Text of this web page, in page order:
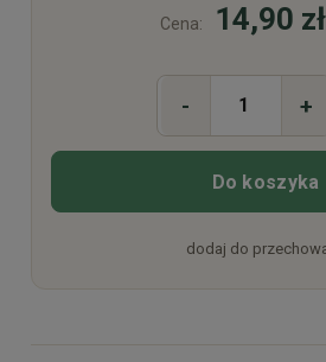
Cena: 14,90 zł
- +
Do koszyka
dodaj do